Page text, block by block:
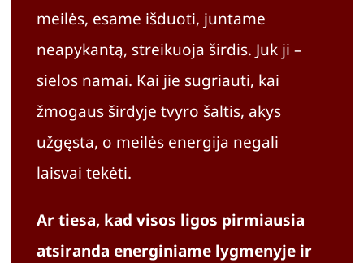
meilės, esame išduoti, juntame
neapykantą, streikuoja širdis. Juk ji –
sielos namai. Kai jie sugriauti, kai
žmogaus širdyje tvyro šaltis, akys
užgęsta, o meilės energija negali
laisvai tekėti.
Ar tiesa, kad visos ligos pirmiausia
atsiranda energiniame lygmenyje ir